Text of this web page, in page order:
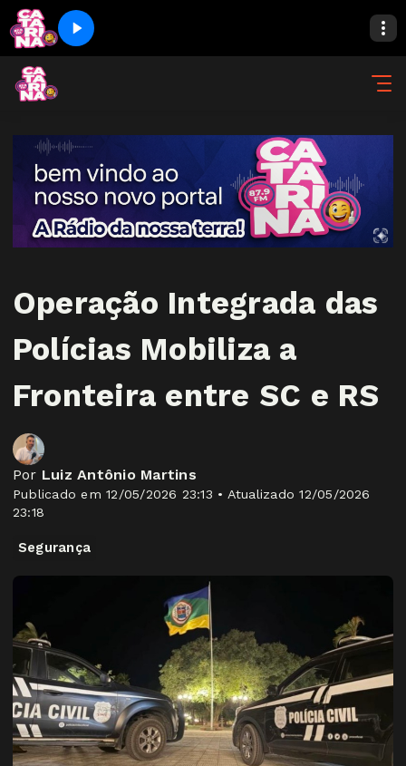
Operação Integrada das
Polícias Mobiliza a
Fronteira entre SC e RS
Por Luiz Antônio Martins
Publicado em 12/05/2026 23:13 • Atualizado 12/05/2026
23:18
Segurança